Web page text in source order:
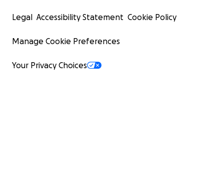
Legal Accessibility Statement Cookie Policy
Manage Cookie Preferences
Your Privacy Choices